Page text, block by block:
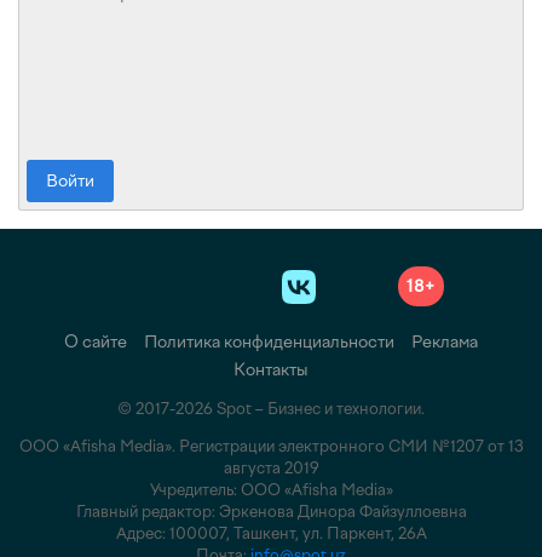
Войти
18+
О сайте Политика конфиденциальности
Реклама
Контакты
© 2017-2026 Spot – Бизнес и технологии.
ООО «Afisha Media». Регистрации электронного СМИ №1207 от 13
августа 2019
Учредитель: ООО «Afisha Media»
Главный редактор: Эркенова Динора Файзуллоевна
Адрес: 100007, Ташкент, ул. Паркент, 26А